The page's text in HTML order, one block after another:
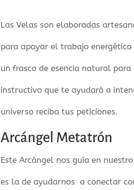
Las Velas son elaboradas
para apoyar el trabajo
un frasco de esencia natural
instructivo que te ayudará a
universo reciba tus peticiones.
Arcángel Metatrón
Este Arcángel nos guía en
es la de ayudarnos a conectar